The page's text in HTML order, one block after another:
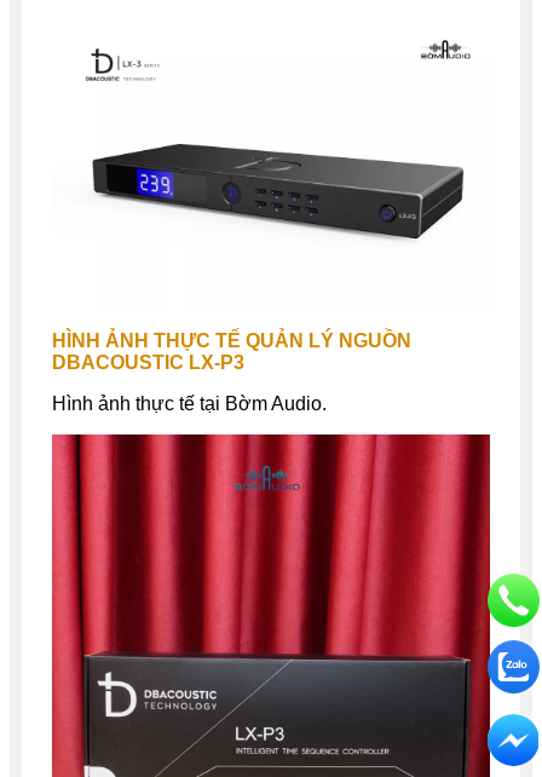
HÌNH ẢNH THỰC TẾ QUẢN LÝ NGUỒN
DBACOUSTIC LX-P3
Hình ảnh thực tế tại Bờm Audio.